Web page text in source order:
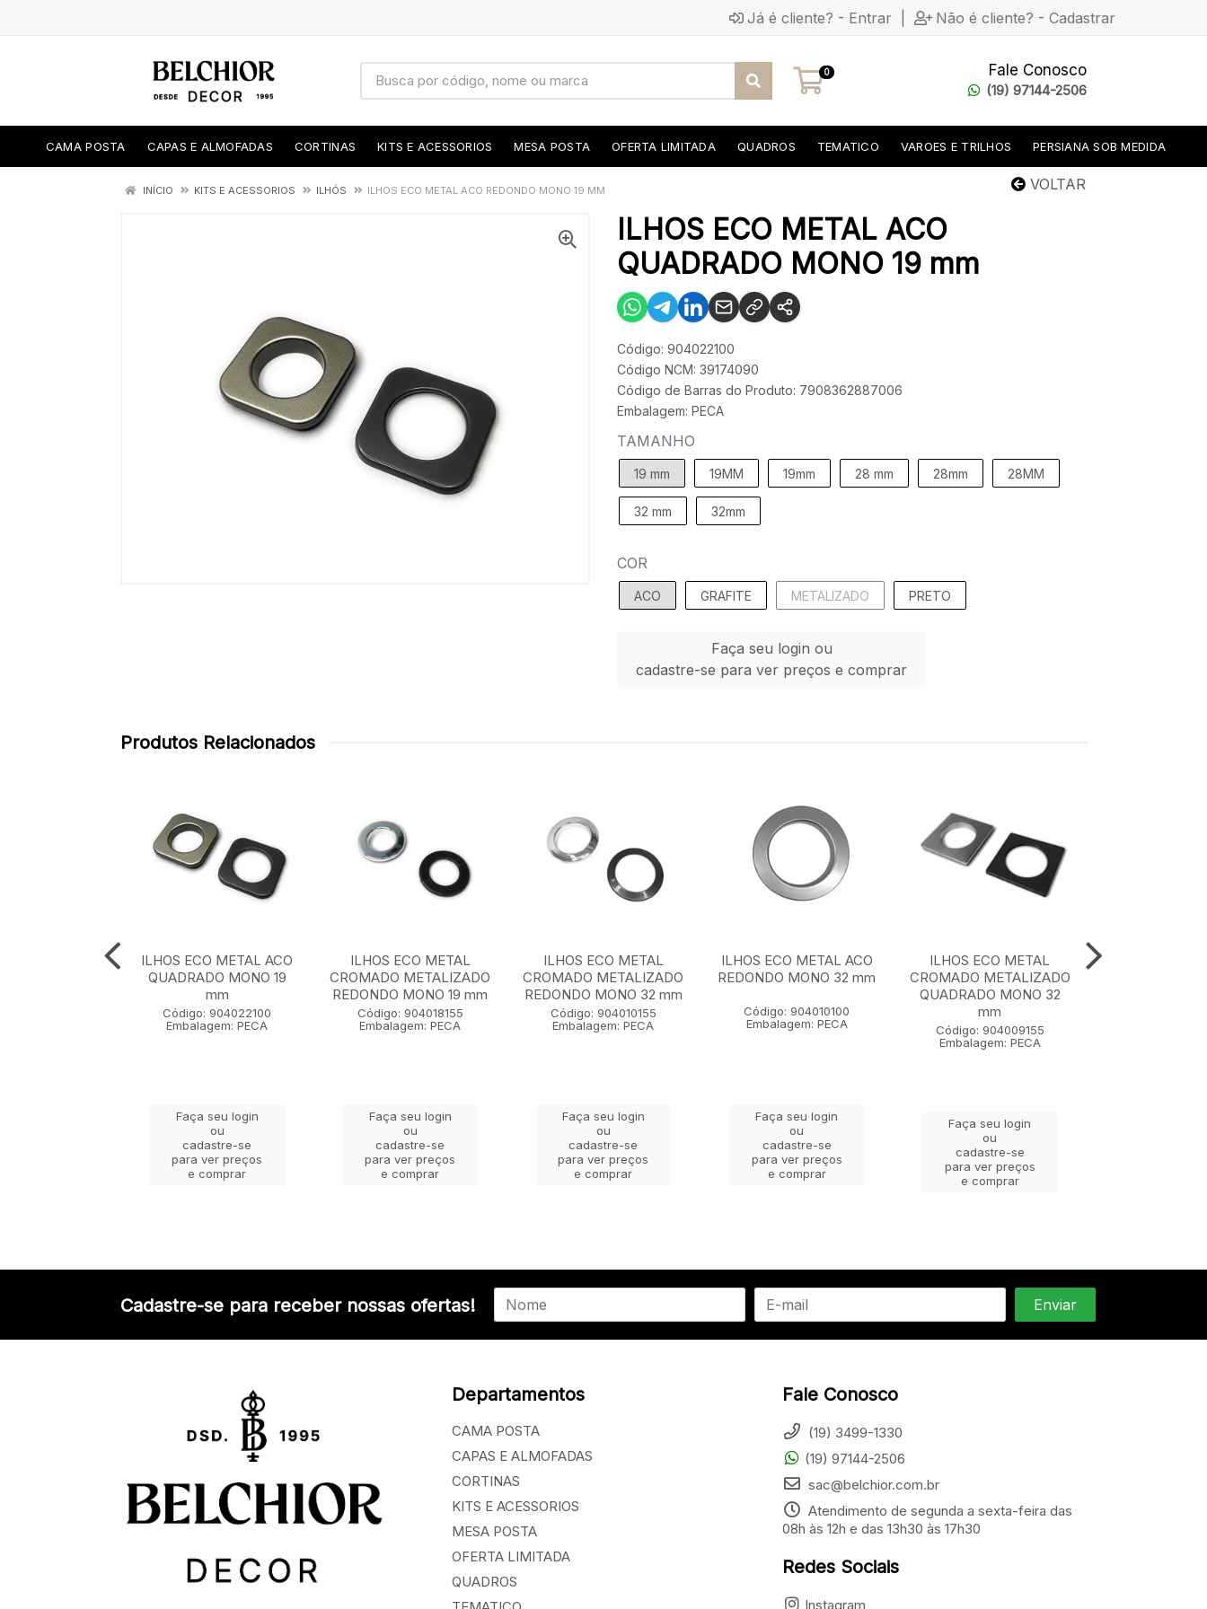
Já é cliente? - Entrar Não é cliente? - Cadastrar
0 Fale Conosco
(19) 97144-2506
CAMA POSTA CAPAS E ALMOFADAS CORTINAS KITS E ACESSORIOS MESA POSTA OFERTA LIMITADA QUADROS TEMATICO VAROES E TRILHOS PERSIANA SOB MEDIDA
VOLTAR
INÍCIO KITS E ACESSORIOS ILHÓS ILHOS ECO METAL ACO REDONDO MONO 19 MM
ILHOS ECO METAL ACO
QUADRADO MONO 19 mm
Código: 904022100
Código NCM: 39174090
Código de Barras do Produto: 7908362887006
Embalagem: PECA
TAMANHO
19 mm 19MM 19mm 28 mm 28mm 28MM
32 mm 32mm
COR
ACO GRAFITE METALIZADO PRETO
Faça seu login ou
cadastre-se para ver preços e comprar
Produtos Relacionados
ILHOS ECO METAL ACO
QUADRADO MONO 19
mm
Código: 904022100
Embalagem: PECA
Faça seu login
ou
cadastre-se
para ver preços
e comprar
ILHOS ECO METAL
CROMADO METALIZADO
REDONDO MONO 19 mm
Código: 904018155
Embalagem: PECA
Faça seu login
ou
cadastre-se
para ver preços
e comprar
ILHOS ECO METAL
CROMADO METALIZADO
REDONDO MONO 32 mm
Código: 904010155
Embalagem: PECA
Faça seu login
ou
cadastre-se
para ver preços
e comprar
ILHOS ECO METAL ACO
REDONDO MONO 32 mm
Código: 904010100
Embalagem: PECA
Faça seu login
ou
cadastre-se
para ver preços
e comprar
ILHOS ECO METAL
CROMADO METALIZADO
QUADRADO MONO 32
mm
Código: 904009155
Embalagem: PECA
Faça seu login
ou
cadastre-se
para ver preços
e comprar
Cadastre-se para receber nossas ofertas!
Departamentos
CAMA POSTA
CAPAS E ALMOFADAS
CORTINAS
KITS E ACESSORIOS
MESA POSTA
OFERTA LIMITADA
QUADROS
Fale Conosco
(19) 3499-1330
(19) 97144-2506
sac@belchior.com.br
Atendimento de segunda a sexta-feira das
08h às 12h e das 13h30 às 17h30
Redes Sociais
Instagram